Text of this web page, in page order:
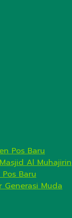
Pos Baru
Al Muhajirin
Baru
Generasi Muda